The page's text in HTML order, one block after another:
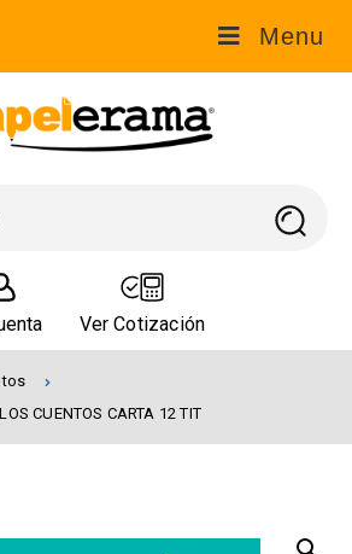
Ver Cotización
Menu
CUENTOS CARTA 12 TIT